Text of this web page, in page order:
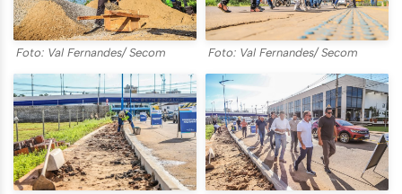
Foto: Val Fernandes/ Secom Foto: Val Fernandes/ Secom